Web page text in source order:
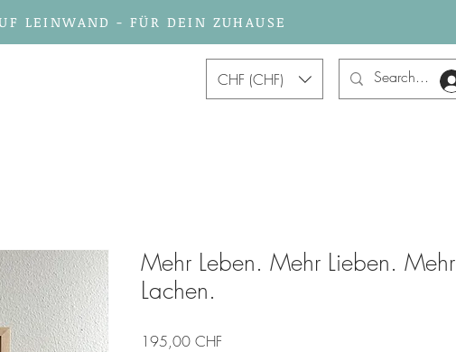
LEINWAND - FÜR DEIN ZUHAUSE
CHF (CHF)
Mehr Leben. Mehr Lieben. Mehr
Lachen.
195,00 CHFPreis